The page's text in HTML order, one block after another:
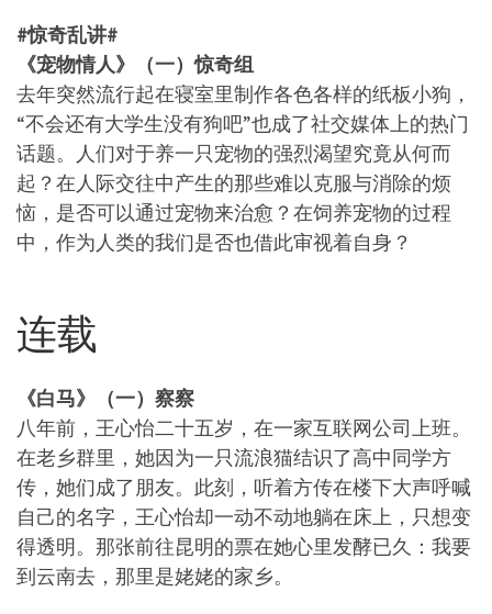
#惊奇乱讲#
《宠物情人》（一）惊奇组
去年突然流行起在寝室里制作各色各样的纸板小狗，
“不会还有大学生没有狗吧”也成了社交媒体上的热门
话题。人们对于养一只宠物的强烈渴望究竟从何而
起？在人际交往中产生的那些难以克服与消除的烦
恼，是否可以通过宠物来治愈？在饲养宠物的过程
中，作为人类的我们是否也借此审视着自身？
连载
《白马》（一）察察
八年前，王心怡二十五岁，在一家互联网公司上班。
在老乡群里，她因为一只流浪猫结识了高中同学方
传，她们成了朋友。此刻，听着方传在楼下大声呼喊
自己的名字，王心怡却一动不动地躺在床上，只想变
得透明。那张前往昆明的票在她心里发酵已久：我要
到云南去，那里是姥姥的家乡。